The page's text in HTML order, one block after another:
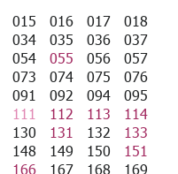
015 016 017
018
034 035 036
037
054 055 056
057
073 074 075
076
091 092 094
095
111 112 113
114
130 131 132
133
148 149 150
151
166 167 168 169